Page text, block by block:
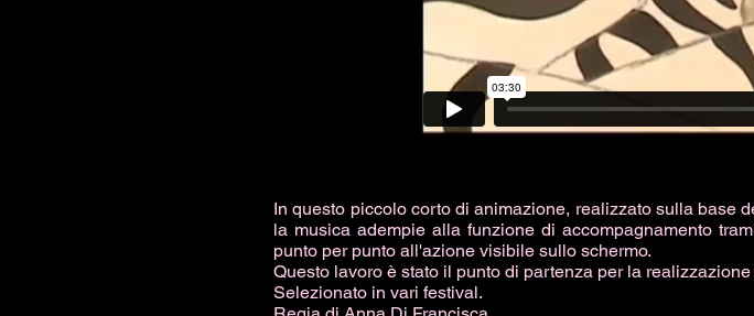
In questo piccolo corto di animazione, realizzato sulla base
la musica adempie alla funzione di accompagnamento
punto per punto all'azione visibile sullo schermo.
Questo lavoro è stato il punto di partenza per la
Selezionato in vari festival.